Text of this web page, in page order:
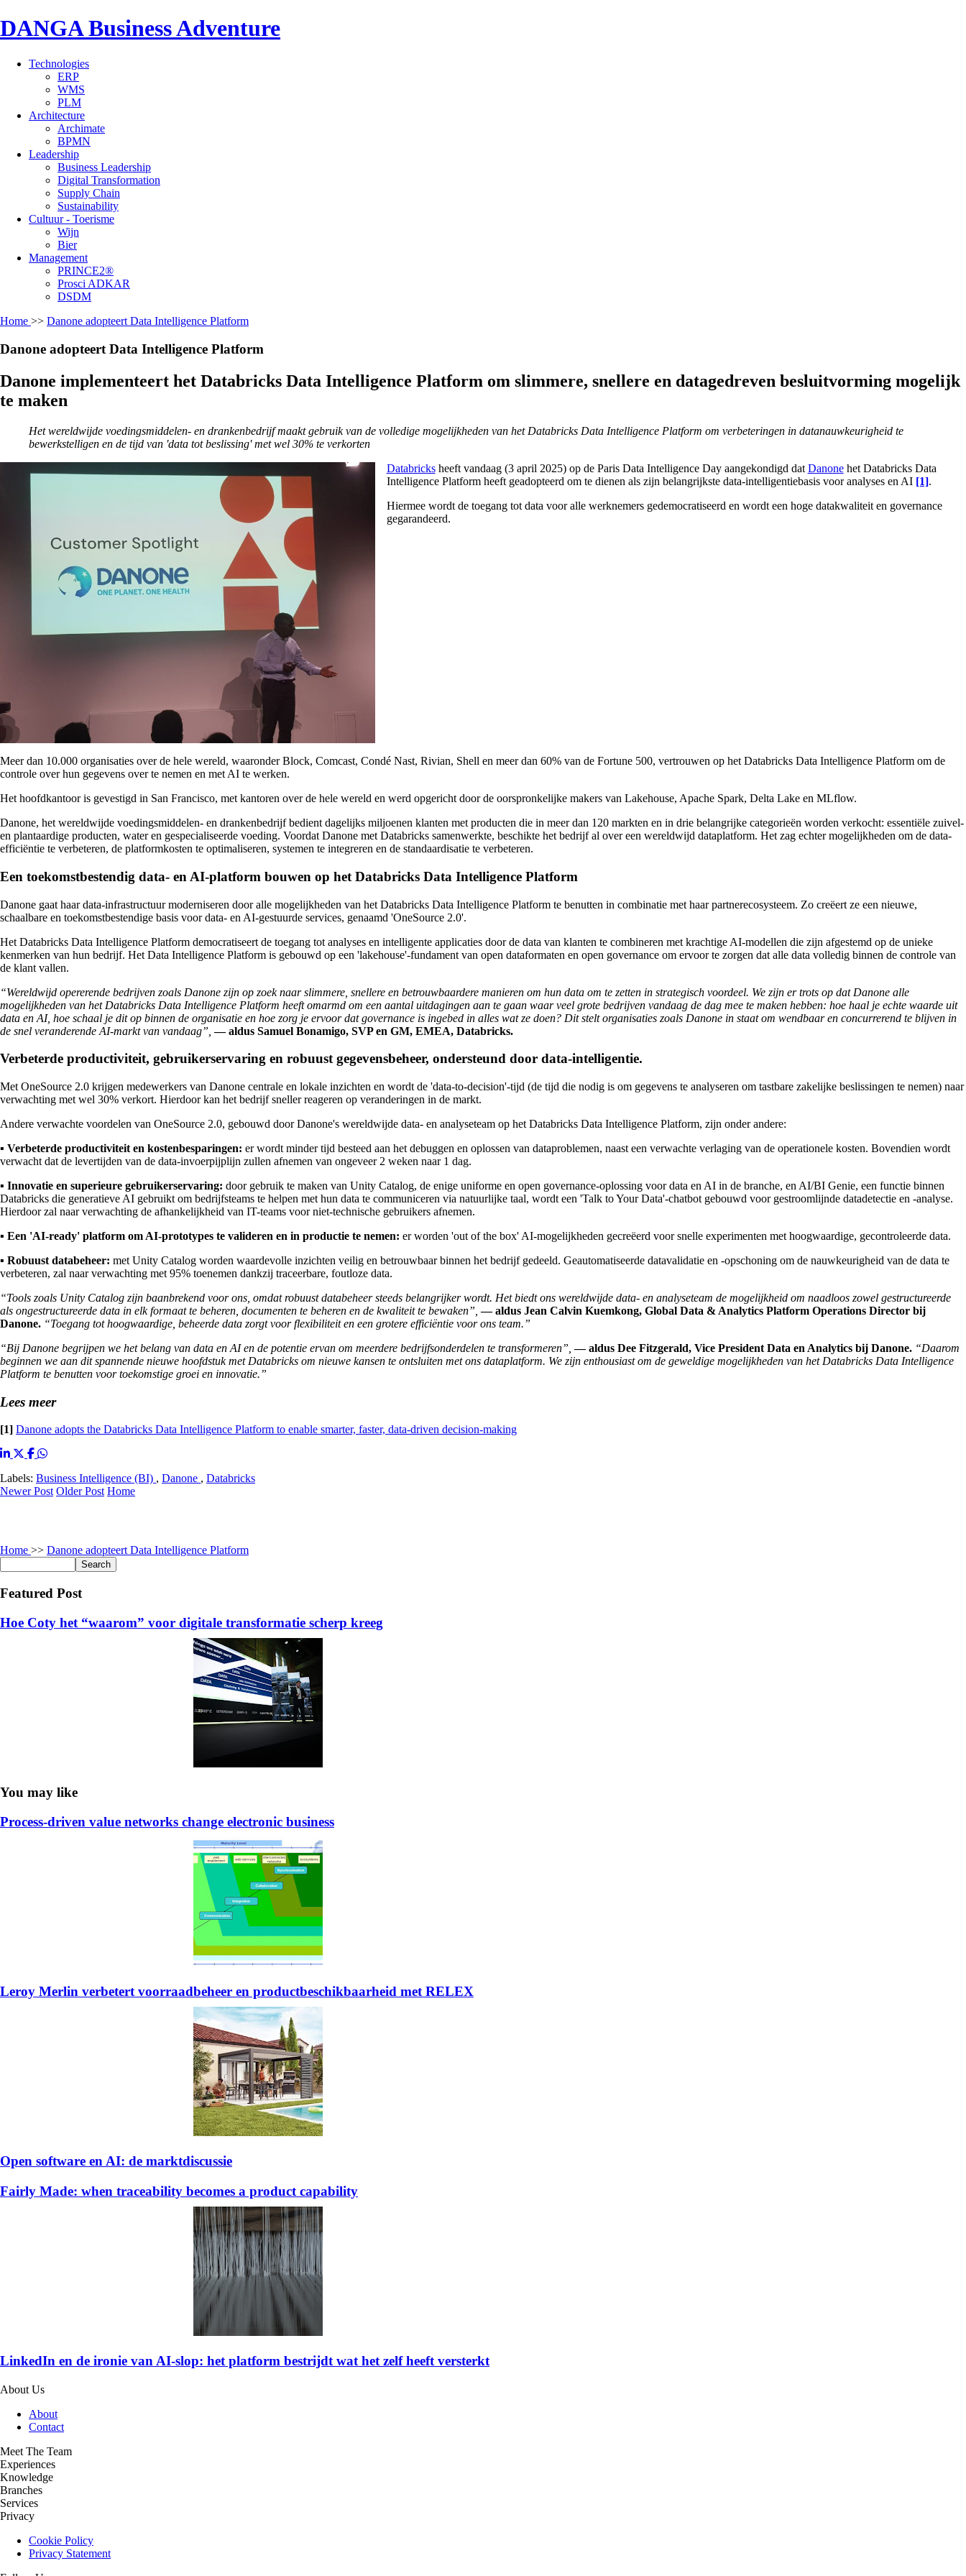
DANGA Business Adventure
Technologies
ERP
WMS
PLM
Architecture
Archimate
BPMN
Leadership
Business Leadership
Digital Transformation
Supply Chain
Sustainability
Cultuur - Toerisme
Wijn
Bier
Management
PRINCE2®
Prosci ADKAR
DSDM
Home >> Danone adopteert Data Intelligence Platform
Danone adopteert Data Intelligence Platform
Danone implementeert het Databricks Data Intelligence Platform om slimmere, snellere en datagedreven besluitvorming mogelijk
te maken
Het wereldwijde voedingsmiddelen- en drankenbedrijf maakt gebruik van de volledige mogelijkheden van het Databricks Data Intelligence Platform om verbeteringen in datanauwkeurigheid te
bewerkstelligen en de tijd van 'data tot beslissing' met wel 30% te verkorten
Databricksheeft vandaag (3 april 2025) op de Paris Data Intelligence Day aangekondigd dat Danonehet Databricks Data
Intelligence Platform heeft geadopteerd om te dienen als zijn belangrijkste data-intelligentiebasis voor analyses en AI [1].
Hiermee wordt de toegang tot data voor alle werknemers gedemocratiseerd en wordt een hoge datakwaliteit en governance
gegarandeerd.
Meer dan 10.000 organisaties over de hele wereld, waaronder Block, Comcast, Condé Nast, Rivian, Shell en meer dan 60% van de Fortune 500, vertrouwen op het Databricks Data Intelligence Platform om de
controle over hun gegevens over te nemen en met AI te werken.
Het hoofdkantoor is gevestigd in San Francisco, met kantoren over de hele wereld en werd opgericht door de oorspronkelijke makers van Lakehouse, Apache Spark, Delta Lake en MLflow.
Danone, het wereldwijde voedingsmiddelen- en drankenbedrijf bedient dagelijks miljoenen klanten met producten die in meer dan 120 markten en in drie belangrijke categorieën worden verkocht: essentiële zuivel-
en plantaardige producten, water en gespecialiseerde voeding. Voordat Danone met Databricks samenwerkte, beschikte het bedrijf al over een wereldwijd dataplatform. Het zag echter mogelijkheden om de data-
efficiëntie te verbeteren, de platformkosten te optimaliseren, systemen te integreren en de standaardisatie te verbeteren.
Een toekomstbestendig data- en AI-platform bouwen op het Databricks Data Intelligence Platform
Danone gaat haar data-infrastructuur moderniseren door alle mogelijkheden van het Databricks Data Intelligence Platform te benutten in combinatie met haar partnerecosysteem. Zo creëert ze een nieuwe,
schaalbare en toekomstbestendige basis voor data- en AI-gestuurde services, genaamd 'OneSource 2.0'.
Het Databricks Data Intelligence Platform democratiseert de toegang tot analyses en intelligente applicaties door de data van klanten te combineren met krachtige AI-modellen die zijn afgestemd op de unieke
kenmerken van hun bedrijf. Het Data Intelligence Platform is gebouwd op een 'lakehouse'-fundament van open dataformaten en open governance om ervoor te zorgen dat alle data volledig binnen de controle van
de klant vallen.
“Wereldwijd opererende bedrijven zoals Danone zijn op zoek naar slimmere, snellere en betrouwbaardere manieren om hun data om te zetten in strategisch voordeel. We zijn er trots op dat Danone alle
mogelijkheden van het Databricks Data Intelligence Platform heeft omarmd om een aantal uitdagingen aan te gaan waar veel grote bedrijven vandaag de dag mee te maken hebben: hoe haal je echte waarde uit
data en AI, hoe schaal je dit op binnen de organisatie en hoe zorg je ervoor dat governance is ingebed in alles wat ze doen? Dit stelt organisaties zoals Danone in staat om wendbaar en concurrerend te blijven in
de snel veranderende AI-markt van vandaag”, — aldus Samuel Bonamigo, SVP en GM, EMEA, Databricks.
Verbeterde productiviteit, gebruikerservaring en robuust gegevensbeheer, ondersteund door data-intelligentie.
Met OneSource 2.0 krijgen medewerkers van Danone centrale en lokale inzichten en wordt de 'data-to-decision'-tijd (de tijd die nodig is om gegevens te analyseren om tastbare zakelijke beslissingen te nemen) naar
verwachting met wel 30% verkort. Hierdoor kan het bedrijf sneller reageren op veranderingen in de markt.
Andere verwachte voordelen van OneSource 2.0, gebouwd door Danone's wereldwijde data- en analyseteam op het Databricks Data Intelligence Platform, zijn onder andere:
▪️ Verbeterde productiviteit en kostenbesparingen: er wordt minder tijd besteed aan het debuggen en oplossen van dataproblemen, naast een verwachte verlaging van de operationele kosten. Bovendien wordt
verwacht dat de levertijden van de data-invoerpijplijn zullen afnemen van ongeveer 2 weken naar 1 dag.
▪️ Innovatie en superieure gebruikerservaring: door gebruik te maken van Unity Catalog, de enige uniforme en open governance-oplossing voor data en AI in de branche, en AI/BI Genie, een functie binnen
Databricks die generatieve AI gebruikt om bedrijfsteams te helpen met hun data te communiceren via natuurlijke taal, wordt een 'Talk to Your Data'-chatbot gebouwd voor gestroomlijnde datadetectie en -analyse.
Hierdoor zal naar verwachting de afhankelijkheid van IT-teams voor niet-technische gebruikers afnemen.
▪️ Een 'AI-ready' platform om AI-prototypes te valideren en in productie te nemen: er worden 'out of the box' AI-mogelijkheden gecreëerd voor snelle experimenten met hoogwaardige, gecontroleerde data.
▪️ Robuust databeheer: met Unity Catalog worden waardevolle inzichten veilig en betrouwbaar binnen het bedrijf gedeeld. Geautomatiseerde datavalidatie en -opschoning om de nauwkeurigheid van de data te
verbeteren, zal naar verwachting met 95% toenemen dankzij traceerbare, foutloze data.
“Tools zoals Unity Catalog zijn baanbrekend voor ons, omdat robuust databeheer steeds belangrijker wordt. Het biedt ons wereldwijde data- en analyseteam de mogelijkheid om naadloos zowel gestructureerde
als ongestructureerde data in elk formaat te beheren, documenten te beheren en de kwaliteit te bewaken”, — aldus Jean Calvin Kuemkong, Global Data & Analytics Platform Operations Director bij
Danone. “Toegang tot hoogwaardige, beheerde data zorgt voor flexibiliteit en een grotere efficiëntie voor ons team.”
“Bij Danone begrijpen we het belang van data en AI en de potentie ervan om meerdere bedrijfsonderdelen te transformeren”, — aldus Dee Fitzgerald, Vice President Data en Analytics bij Danone. “Daarom
beginnen we aan dit spannende nieuwe hoofdstuk met Databricks om nieuwe kansen te ontsluiten met ons dataplatform. We zijn enthousiast om de geweldige mogelijkheden van het Databricks Data Intelligence
Platform te benutten voor toekomstige groei en innovatie.”
Lees meer
[1] Danone adopts the Databricks Data Intelligence Platform to enable smarter, faster, data-driven decision-making
Labels: Business Intelligence (BI) , Danone , Databricks
Newer Post Older Post Home
Home >> Danone adopteert Data Intelligence Platform
Featured Post
Hoe Coty het “waarom” voor digitale transformatie scherp kreeg
You may like
Process-driven value networks change electronic business
Leroy Merlin verbetert voorraadbeheer en productbeschikbaarheid met RELEX
Open software en AI: de marktdiscussie
Fairly Made: when traceability becomes a product capability
LinkedIn en de ironie van AI-slop: het platform bestrijdt wat het zelf heeft versterkt
About Us
About
Contact
Meet The Team
Experiences
Knowledge
Branches
Services
Privacy
Cookie Policy
Privacy Statement